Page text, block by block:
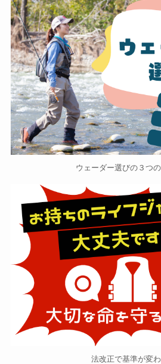
ウェーダー選びの３つ
法改正で基準が変わ